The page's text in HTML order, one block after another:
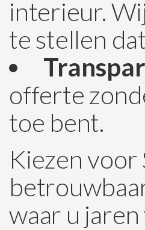
interieur.
te stellen
offerte
toe bent.
Kiezen
waar u